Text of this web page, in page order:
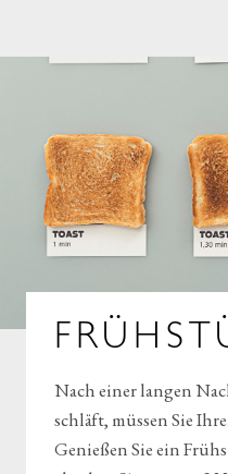
Nach einer langen
schläft, müssen Sie
Genießen Sie ein